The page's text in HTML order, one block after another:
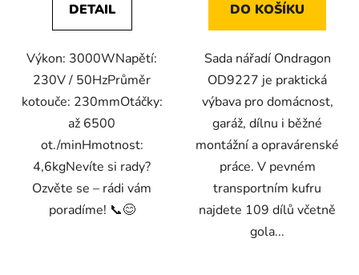
DETAIL
Výkon: 3000WNapětí:
230V / 50HzPrůměr
kotouče: 230mmOtáčky:
až 6500
ot./minHmotnost:
4,6kgNevíte si rady?
Ozvěte se – rádi vám
poradíme! 📞😊
DO KOŠÍKU
Sada nářadí Ondragon
OD9227 je praktická
výbava pro domácnost,
garáž, dílnu i běžné
montážní a opravárenské
práce. V pevném
transportním kufru
najdete 109 dílů včetně
gola...